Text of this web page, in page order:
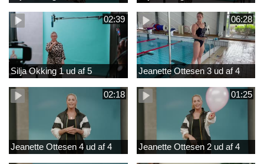
02:39
Silja Okking 1 ud af 5
06:28
Jeanette Ottesen 3 ud af 4
02:18
Jeanette Ottesen 4 ud af 4
01:25
Jeanette Ottesen 2 ud af 4